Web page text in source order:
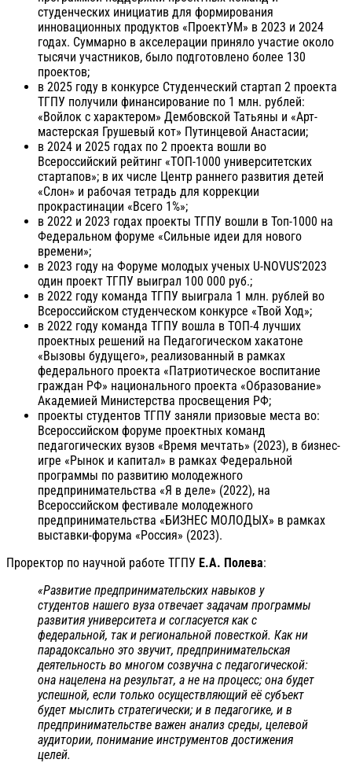
студенческих инициатив для формирования
инновационных продуктов «ПроектУМ» в 2023 и 2024
годах. Суммарно в акселерации приняло участие около
тысячи участников, было подготовлено более 130
проектов;
в 2025 году в конкурсе Студенческий стартап 2 проекта
ТГПУ получили финансирование по 1 млн. рублей:
«Войлок с характером» Дембовской Татьяны и «Арт-
мастерская Грушевый кот» Путинцевой Анастасии;
в 2024 и 2025 годах по 2 проекта вошли во
Всероссийский рейтинг «ТОП-1000 университетских
стартапов»; в их числе Центр раннего развития детей
«Слон» и рабочая тетрадь для коррекции
прокрастинации «Всего 1%»;
в 2022 и 2023 годах проекты ТГПУ вошли в Топ-1000 на
Федеральном форуме «Сильные идеи для нового
времени»;
в 2023 году на Форуме молодых ученых U-NOVUS’2023
один проект ТГПУ выиграл 100 000 руб.;
в 2022 году команда ТГПУ выиграла 1 млн. рублей во
Всероссийском студенческом конкурсе «Твой Ход»;
в 2022 году команда ТГПУ вошла в ТОП-4 лучших
проектных решений на Педагогическом хакатоне
«Вызовы будущего», реализованный в рамках
федерального проекта «Патриотическое воспитание
граждан РФ» национального проекта «Образование»
Академией Министерства просвещения РФ;
проекты студентов ТГПУ заняли призовые места во:
Всероссийском форуме проектных команд
педагогических вузов «Время мечтать» (2023), в бизнес-
игре «Рынок и капитал» в рамках Федеральной
программы по развитию молодежного
предпринимательства «Я в деле» (2022), на
Всероссийском фестивале молодежного
предпринимательства «БИЗНЕС МОЛОДЫХ» в рамках
выставки-форума «Россия» (2023).
Проректор по научной работе ТГПУ Е.А. Полева:
«Развитие предпринимательских навыков у
студентов нашего вуза отвечает задачам программы
развития университета и согласуется как с
федеральной, так и региональной повесткой. Как ни
парадоксально это звучит, предпринимательская
деятельность во многом созвучна с педагогической:
она нацелена на результат, а не на процесс; она будет
успешной, если только осуществляющий её субъект
будет мыслить стратегически; и в педагогике, и в
предпринимательстве важен анализ среды, целевой
аудитории, понимание инструментов достижения
целей.